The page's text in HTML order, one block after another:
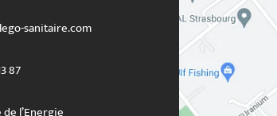
sanitaire.com
87